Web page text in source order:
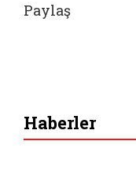
Paylaş
Haberler